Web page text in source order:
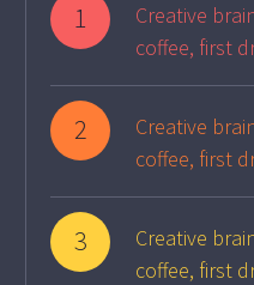
1
Creative
coffee, first
2
Creative
coffee, first
3
Creative
coffee, first